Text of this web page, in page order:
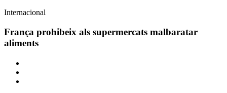
Àmbit
la
notícia
Internacional
França prohibeix als supermercats malbaratar
aliments
Comparteix